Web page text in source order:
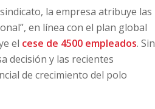
la empresa atribuye las
en línea con el plan global
el cese de 4500 empleados. Sin
decisión y las recientes
de crecimiento del polo